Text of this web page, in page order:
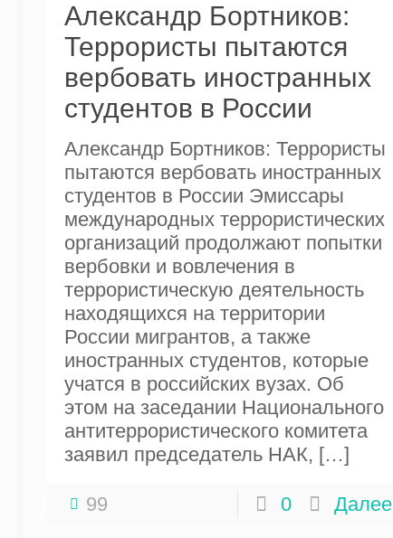
Александр Бортников:
Террористы пытаются
вербовать иностранных
студентов в России
Александр Бортников: Террористы
пытаются вербовать иностранных
студентов в России Эмиссары
международных террористических
организаций продолжают попытки
вербовки и вовлечения в
террористическую деятельность
находящихся на территории
России мигрантов, а также
иностранных студентов, которые
учатся в российских вузах. Об
этом на заседании Национального
антитеррористического комитета
заявил председатель НАК, […]
99 0 Далее